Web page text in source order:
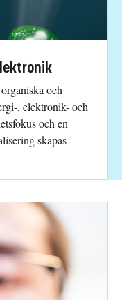
och
, elektronik- och
och en
skapas